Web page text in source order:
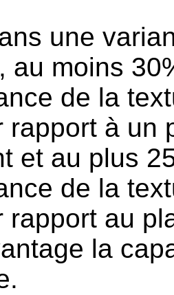
une
au moins
de la
rapport à un
et au plus
de la
rapport au
la